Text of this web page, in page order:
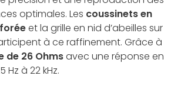
optimales. Les coussinets en
et la grille en nid d’abeilles sur
à ce raffinement. Grâce à
de 26 Ohmsavec une réponse en
à 22 kHz.